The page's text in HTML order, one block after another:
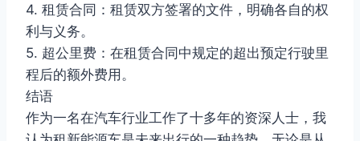
4. 租赁合同：租赁双方签署的文件，明确各自的权
利与义务。
5. 超公里费：在租赁合同中规定的超出预定行驶里
程后的额外费用。
结语
作为一名在汽车行业工作了十多年的资深人士，我